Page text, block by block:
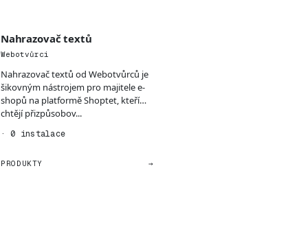
Nahrazovač textů
Webotvůrci
Nahrazovač textů od Webotvůrců je
šikovným nástrojem pro majitele e-
shopů na platformě Shoptet, kteří
chtějí přizpůsobov...
· 0 instalace
PRODUKTY →